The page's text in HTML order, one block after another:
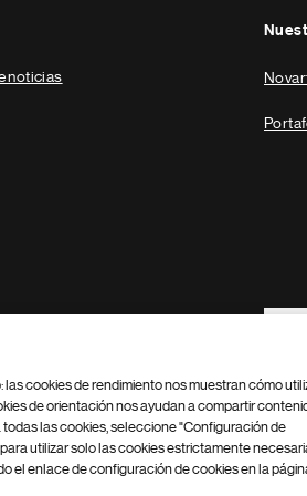
noticias
Configuración de cookies Mapa
cookies de rendimiento nos muestran cómo
de orientación nos ayudan a compartir
las cookies, seleccione "Configuración de
utilizar solo las cookies estrictamente
el enlace de configuración de cookies en la